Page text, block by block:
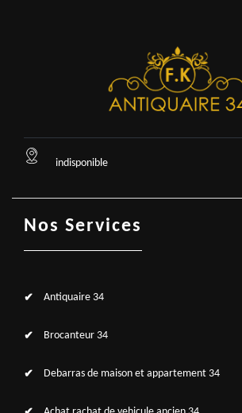
indisponible
Nos Services
Antiquaire 34
Brocanteur 34
Debarras de maison et appartement 34